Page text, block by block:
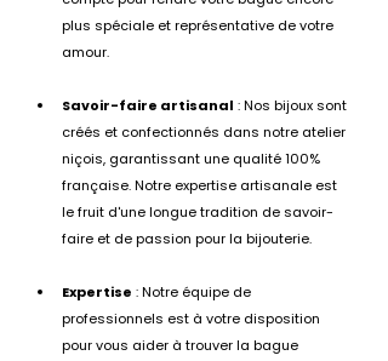
plus spéciale et représentative de votre
amour.
Savoir-faire artisanal : Nos bijoux sont
créés et confectionnés dans notre atelier
niçois, garantissant une qualité 100%
française. Notre expertise artisanale est
le fruit d'une longue tradition de savoir-
faire et de passion pour la bijouterie.
Expertise : Notre équipe de
professionnels est à votre disposition
pour vous aider à trouver la bague